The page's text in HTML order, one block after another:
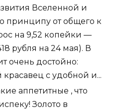
Вселенной и
принципу от общего к
на 9,52 копейки —
рубля на 24 мая). В
очень достойно:
с удобной и...
аппетитные , что
Золото в